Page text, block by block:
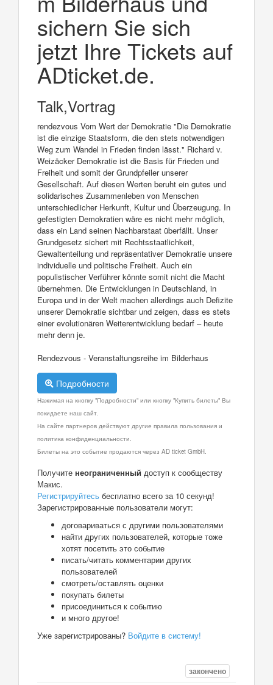
sichern Sie sich
jetzt Ihre Tickets auf
ADticket.de.
Talk,Vortrag
rendezvous Vom Wert der Demokratie "Die Demokratie
ist die einzige Staatsform, die den stets notwendigen
Weg zum Wandel in Frieden finden lässt." Richard v.
Weizäcker Demokratie ist die Basis für Frieden und
Freiheit und somit der Grundpfeiler unserer
Gesellschaft. Auf diesen Werten beruht ein gutes und
solidarisches Zusammenleben von Menschen
unterschiedlicher Herkunft, Kultur und Überzeugung. In
gefestigten Demokratien wäre es nicht mehr möglich,
dass ein Land seinen Nachbarstaat überfällt. Unser
Grundgesetz sichert mit Rechtsstaatlichkeit,
Gewaltenteilung und repräsentativer Demokratie unsere
individuelle und politische Freiheit. Auch ein
populistischer Verführer könnte somit nicht die Macht
übernehmen. Die Entwicklungen in Deutschland, in
Europa und in der Welt machen allerdings auch Defizite
unserer Demokratie sichtbar und zeigen, dass es stets
einer evolutionären Weiterentwicklung bedarf – heute
mehr denn je.
Rendezvous - Veranstaltungsreihe im Bilderhaus
Подробности
Нажимая на кнопку "Подробности" или кнопку "Купить билеты" Вы
покидаете наш сайт.
На сайте партнеров действуют другие правила пользования и
политика конфиденциальности.
Билеты на это событие продаются через AD ticket GmbH.
Получите неограниченный доступ к сообществу
Макис.
Регистрируйтесь бесплатно всего за 10 секунд!
Зарегистрированные пользователи могут:
договариваться с другими пользователями
найти других пользователей, которые тоже
хотят посетить это событие
писать/читать комментарии других
пользователей
смотреть/оставлять оценки
покупать билеты
присоединиться к событию
и много другое!
Уже зарегистрированы? Войдите в систему!
закончено